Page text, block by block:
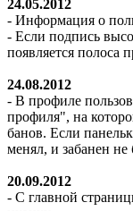
24.05.2012
- Информация о
- Если подпись
появляется полоса
24.08.2012
- В профиле
профиля", на
банов. Если
менял, и забанен не
20.09.2012
- С главной